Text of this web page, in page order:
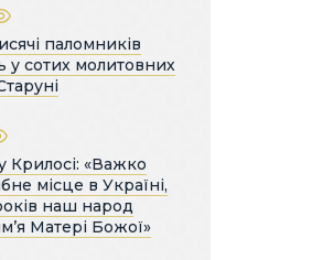
паломників
у сотих молитовних
Крилосі: «Важко
місце в Україні,
наш народ
Матері Божої»